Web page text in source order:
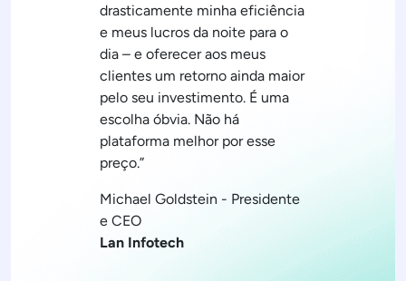
drasticamente minha eficiência
e meus lucros da noite para o
dia – e oferecer aos meus
clientes um retorno ainda maior
pelo seu investimento. É uma
escolha óbvia. Não há
plataforma melhor por esse
preço.”
Michael Goldstein - Presidente
e CEO
Lan Infotech